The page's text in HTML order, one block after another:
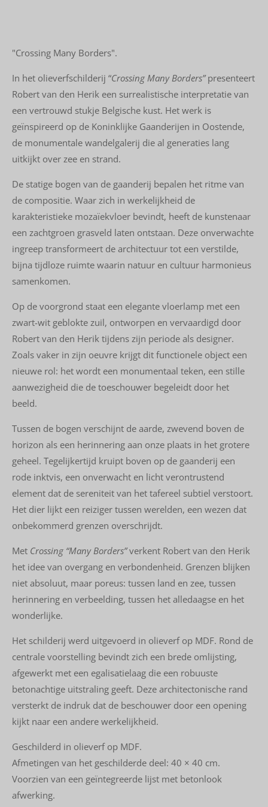
"Crossing Many Borders".
In het olieverfschilderij “Crossing Many Borders”presenteert
Robert van den Herik een surrealistische interpretatie van
een vertrouwd stukje Belgische kust. Het werk is
geïnspireerd op de Koninklijke Gaanderijen in Oostende,
de monumentale wandelgalerij die al generaties lang
uitkijkt over zee en strand.
De statige bogen van de gaanderij bepalen het ritme van
de compositie. Waar zich in werkelijkheid de
karakteristieke mozaïekvloer bevindt, heeft de kunstenaar
een zachtgroen grasveld laten ontstaan. Deze onverwachte
ingreep transformeert de architectuur tot een verstilde,
bijna tijdloze ruimte waarin natuur en cultuur harmonieus
samenkomen.
Op de voorgrond staat een elegante vloerlamp met een
zwart-wit geblokte zuil, ontworpen en vervaardigd door
Robert van den Herik tijdens zijn periode als designer.
Zoals vaker in zijn oeuvre krijgt dit functionele object een
nieuwe rol: het wordt een monumentaal teken, een stille
aanwezigheid die de toeschouwer begeleidt door het
beeld.
Tussen de bogen verschijnt de aarde, zwevend boven de
horizon als een herinnering aan onze plaats in het grotere
geheel. Tegelijkertijd kruipt boven op de gaanderij een
rode inktvis, een onverwacht en licht verontrustend
element dat de sereniteit van het tafereel subtiel verstoort.
Het dier lijkt een reiziger tussen werelden, een wezen dat
onbekommerd grenzen overschrijdt.
Met Crossing “Many Borders”verkent Robert van den Herik
het idee van overgang en verbondenheid. Grenzen blijken
niet absoluut, maar poreus: tussen land en zee, tussen
herinnering en verbeelding, tussen het alledaagse en het
wonderlijke.
Het schilderij werd uitgevoerd in olieverf op MDF. Rond de
centrale voorstelling bevindt zich een brede omlijsting,
afgewerkt met een egalisatielaag die een robuuste
betonachtige uitstraling geeft. Deze architectonische rand
versterkt de indruk dat de beschouwer door een opening
kijkt naar een andere werkelijkheid.
Geschilderd in olieverf op MDF.
Afmetingen van het geschilderde deel: 40 × 40 cm.
Voorzien van een geïntegreerde lijst met betonlook
afwerking.